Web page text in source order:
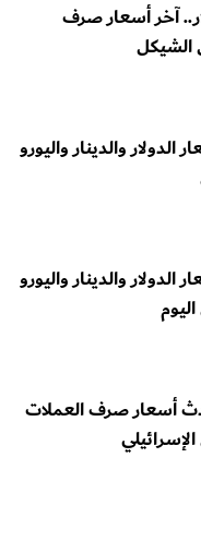
آخر أسعار صرف
الشيكل
والدينار واليورو
والدينار واليورو
أسعار صرف العملات